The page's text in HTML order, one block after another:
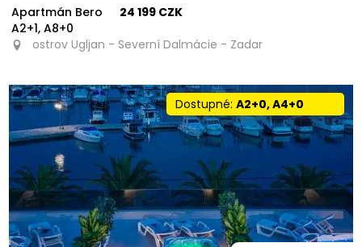
Apartmán Bero
A2+1, A8+0
24 199 CZK
ostrov Ugljan - Severní Dalmácie - Zadar
Dostupné:A2+0, A4+0